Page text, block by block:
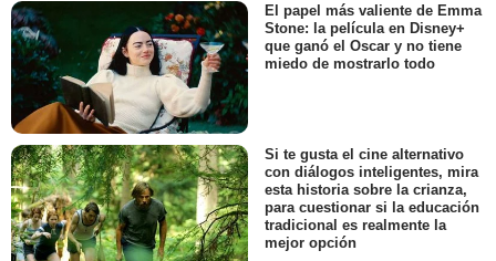
El papel más valiente de Emma
Stone: la película en Disney+
que ganó el Oscar y no tiene
miedo de mostrarlo todo
Si te gusta el cine alternativo
con diálogos inteligentes, mira
esta historia sobre la crianza,
para cuestionar si la educación
tradicional es realmente la
mejor opción